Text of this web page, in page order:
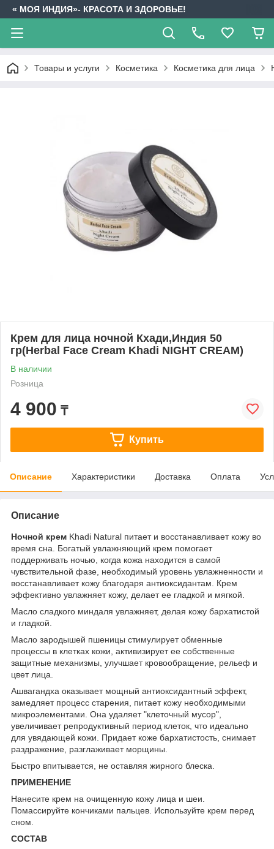
« МОЯ ИНДИЯ»- КРАСОТА И ЗДОРОВЬЕ!
Товары и услуги Косметика Косметика для лица
Крем для лица ночной Кхади,Индия 50
гр(Herbal Face Cream Khadi NIGHT CREAM)
В наличии
Розница
4 900 ₸
Купить
Описание Характеристики Доставка Оплата
Описание
Ночной крем Khadi Natural питает и восстанавливает кожу во
время сна. Богатый увлажняющий крем помогает
поддерживать ночью, когда кожа находится в самой
чувствительной фазе, необходимый уровень увлажненности и
восстанавливает кожу благодаря антиоксидантам. Крем
эффективно увлажняет кожу, делает ее гладкой и мягкой.
Масло сладкого миндаля увлажняет, делая кожу бархатистой
и гладкой.
Масло зародышей пшеницы стимулирует обменные
процессы в клетках кожи, активизирует ее собственные
защитные механизмы, улучшает кровообращение, рельеф и
цвет лица.
Ашвагандха оказывает мощный антиоксидантный эффект,
замедляет процесс старения, питает кожу необходимыми
микроэлементами. Она удаляет "клеточный мусор",
увеличивает репродуктивный период клеток, что идеально
для увядающей кожи. Придает коже бархатистость, снимает
раздражение, разглаживает морщины.
Быстро впитывается, не оставляя жирного блеска.
ПРИМЕНЕНИЕ
Нанесите крем на очищенную кожу лица и шеи.
Помассируйте кончиками пальцев. Используйте крем перед
сном.
СОСТАВ